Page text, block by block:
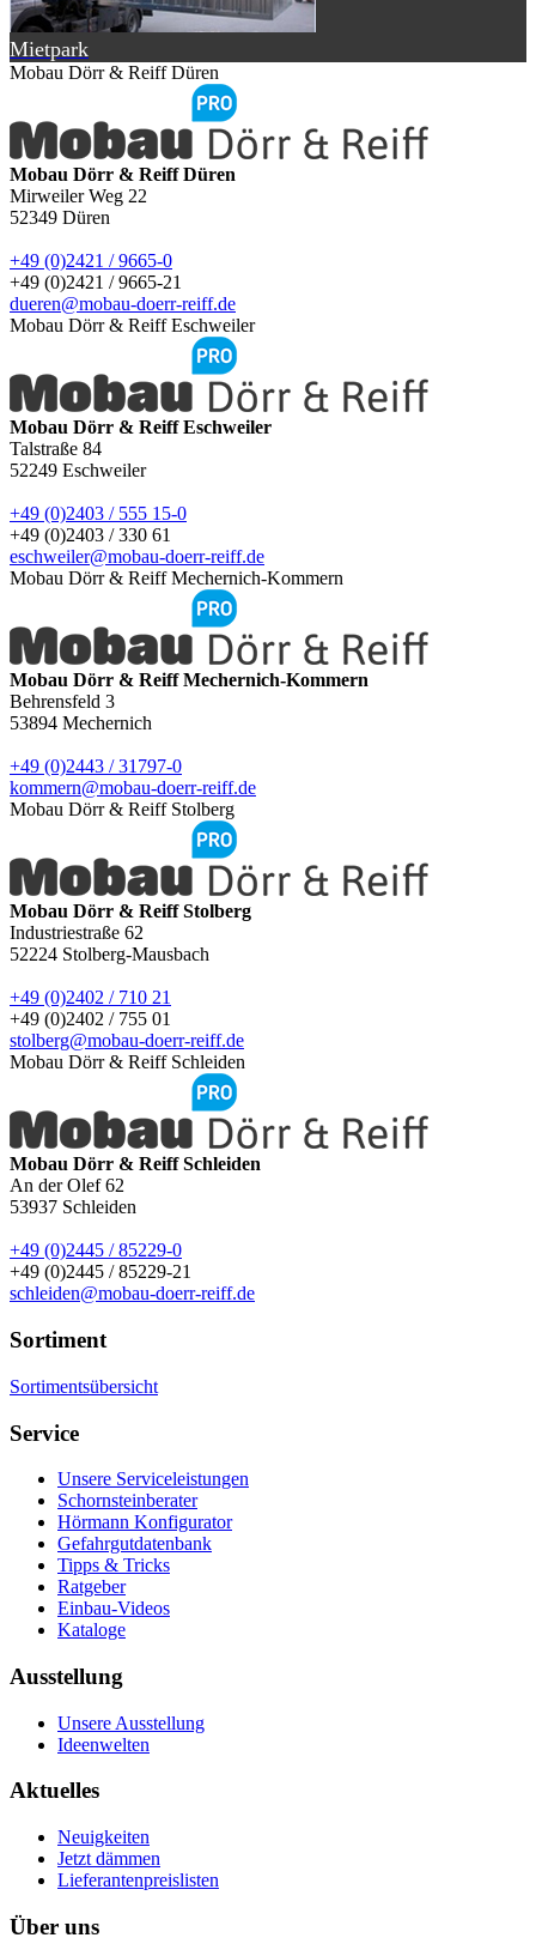
Mietpark
Mobau Dörr & Reiff Düren
Mobau Dörr & Reiff Düren
Mirweiler Weg 22
52349 Düren
+49 (0)2421 / 9665-0
+49 (0)2421 / 9665-21
dueren@mobau-doerr-reiff.de
Mobau Dörr & Reiff Eschweiler
Mobau Dörr & Reiff Eschweiler
Talstraße 84
52249 Eschweiler
+49 (0)2403 / 555 15-0
+49 (0)2403 / 330 61
eschweiler@mobau-doerr-reiff.de
Mobau Dörr & Reiff Mechernich-Kommern
Mobau Dörr & Reiff Mechernich-Kommern
Behrensfeld 3
53894 Mechernich
+49 (0)2443 / 31797-0
kommern@mobau-doerr-reiff.de
Mobau Dörr & Reiff Stolberg
Mobau Dörr & Reiff Stolberg
Industriestraße 62
52224 Stolberg-Mausbach
+49 (0)2402 / 710 21
+49 (0)2402 / 755 01
stolberg@mobau-doerr-reiff.de
Mobau Dörr & Reiff Schleiden
Mobau Dörr & Reiff Schleiden
An der Olef 62
53937 Schleiden
+49 (0)2445 / 85229-0
+49 (0)2445 / 85229-21
schleiden@mobau-doerr-reiff.de
Sortiment
Sortimentsübersicht
Service
Unsere Serviceleistungen
Schornsteinberater
Hörmann Konfigurator
Gefahrgutdatenbank
Tipps & Tricks
Ratgeber
Einbau-Videos
Kataloge
Ausstellung
Unsere Ausstellung
Ideenwelten
Aktuelles
Neuigkeiten
Jetzt dämmen
Lieferantenpreislisten
Über uns